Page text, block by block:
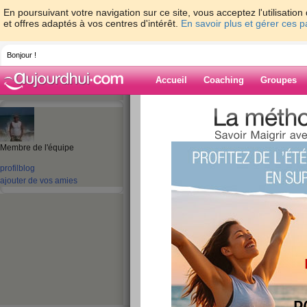
En poursuivant votre navigation sur ce site, vous acceptez
et offres adaptés à vos centres d'intérêt. En savoir plus et gérer ces
Bonjour !
Accueil Coaching Groupes
Membre de l'équipe
profil blog
ajouter de vos amies
> SylvainBermond
Blog de
Suiv. ›
Je m’appelle
publié le 08/11/2010 à 14:19
Natif de Grenoble et Montpelliérain depuis 10
commerciale, suivie d'une expérience de 7